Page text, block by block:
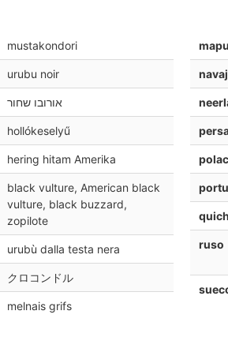
mustakondori
urubu noir
אורובו שחור
hollókeselyű
hering hitam Amerika
black vulture, American black
vulture, black buzzard,
zopilote
urubù dalla testa nera
クロコンドル
melnais grifs
ruso